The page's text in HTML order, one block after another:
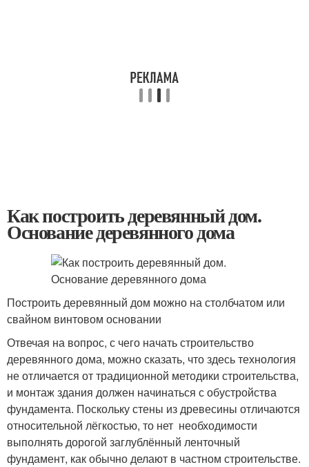
Как построить деревянный дом.
Основание деревянного дома
Построить деревянный дом можно на столбчатом или
свайном винтовом основании
Отвечая на вопрос, с чего начать строительство
деревянного дома, можно сказать, что здесь технология
не отличается от традиционной методики строительства,
и монтаж здания должен начинаться с обустройства
фундамента. Поскольку стены из древесины отличаются
относительной лёгкостью, то нет необходимости
выполнять дорогой заглублённый ленточный
фундамент, как обычно делают в частном строительстве.